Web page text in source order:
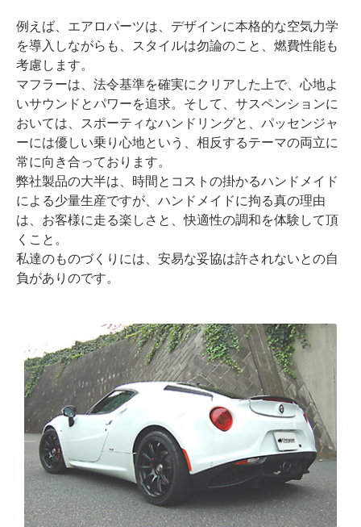
例えば、エアロパーツは、デザインに本格的な空気力学
を導入しながらも、スタイルは勿論のこと、燃費性能も
考慮します。
マフラーは、法令基準を確実にクリアした上で、心地よ
いサウンドとパワーを追求。そして、サスペンションに
おいては、スポーティなハンドリングと、パッセンジャ
ーには優しい乗り心地という、相反するテーマの両立に
常に向き合っております。
弊社製品の大半は、時間とコストの掛かるハンドメイド
による少量生産ですが、ハンドメイドに拘る真の理由
は、お客様に走る楽しさと、快適性の調和を体験して頂
くこと。
私達のものづくりには、安易な妥協は許されないとの自
負がありのです。